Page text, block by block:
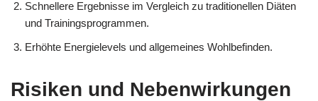
Schnellere Ergebnisse im Vergleich zu traditionellen Diäten
und Trainingsprogrammen.
Erhöhte Energielevels und allgemeines Wohlbefinden.
Risiken und Nebenwirkungen